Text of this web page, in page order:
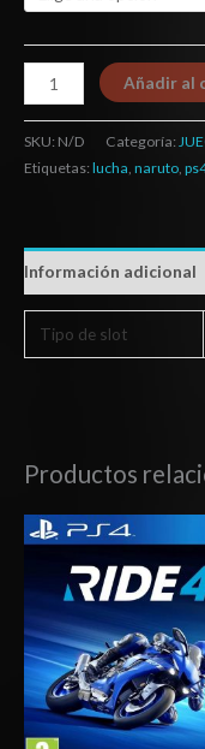
Añadir al
SKU: N/D Categoría:
Etiquetas: lucha, naruto,
Información adicional
Tipo de slot
Productos
Rango
de
desde
$6.03
hasta
$10.03